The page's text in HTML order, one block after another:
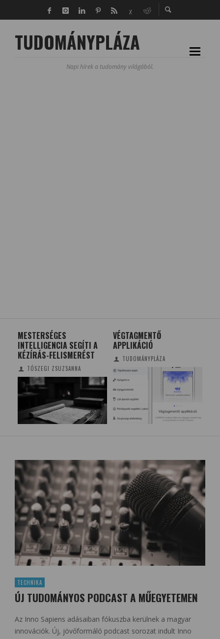
TUDOMÁNYPLÁZA
Napi hírek a tudomány világából.
MESTERSÉGES
INTELLIGENCIA SEGÍTI A
KÉZÍRÁS-FELISMERÉST
TÓSZEGI ZSUZSANNA
VÉGTAGMENTŐ
APPLIKÁCIÓ
TUDOMÁNYPLÁZA
TECHNIKA
ÚJ TUDOMÁNYOS PODCAST A MŰEGYETEMEN
Az Inno Sapiens adásaiban fókuszba kerülnek a magyar
innovációk. Új, jövőformáló podcast sorozat indult Inno